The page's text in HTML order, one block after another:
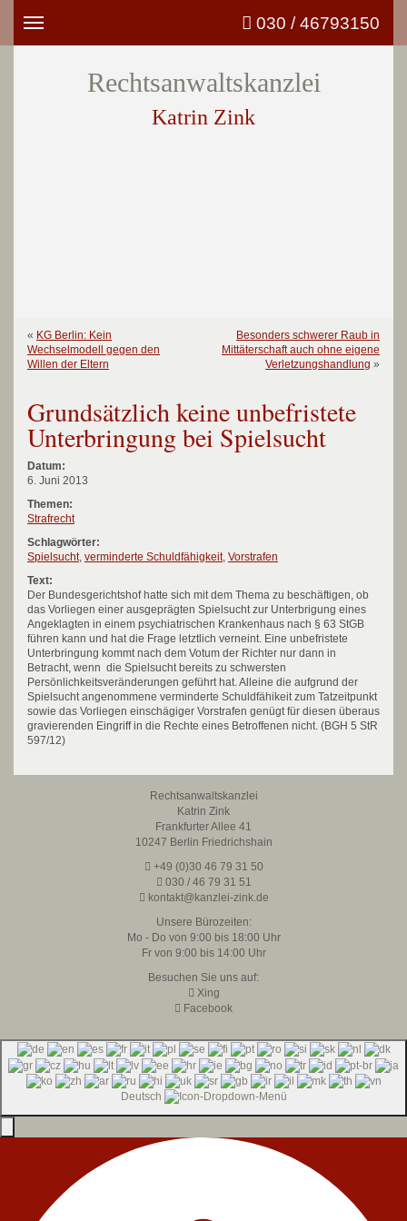
Toggle
030 / 46793150
Rechtsanwaltskanzlei
Katrin Zink
« KG Berlin: Kein
Wechselmodell gegen den
Willen der Eltern
Besonders schwerer Raub in
Mittäterschaft auch ohne eigene
Verletzungshandlung »
Grundsätzlich keine unbefristete
Unterbringung bei Spielsucht
Datum:
6. Juni 2013
Themen:
Strafrecht
Schlagwörter:
Spielsucht, verminderte Schuldfähigkeit, Vorstrafen
Text:
Der Bundesgerichtshof hatte sich mit dem Thema zu beschäftigen, ob
das Vorliegen einer ausgeprägten Spielsucht zur Unterbrigung eines
Angeklagten in einem psychiatrischen Krankenhaus nach § 63 StGB
führen kann und hat die Frage letztlich verneint. Eine unbefristete
Unterbringung kommt nach dem Votum der Richter nur dann in
Betracht, wenn die Spielsucht bereits zu schwersten
Persönlichkeitsveränderungen geführt hat. Alleine die aufgrund der
Spielsucht angenommene verminderte Schuldfähikeit zum Tatzeitpunkt
sowie das Vorliegen einschägiger Vorstrafen genügt für diesen überaus
gravierenden Eingriff in die Rechte eines Betroffenen nicht. (BGH 5 StR
597/12)
Rechtsanwaltskanzlei
Katrin Zink
Frankfurter Allee 41
10247 Berlin Friedrichshain
+49 (0)30 46 79 31 50
030 / 46 79 31 51
kontakt@kanzlei-zink.de
Unsere Bürozeiten:
Mo - Do von 9:00 bis 18:00 Uhr
Fr von 9:00 bis 14:00 Uhr
Besuchen Sie uns auf:
Xing
Facebook
Deutsch